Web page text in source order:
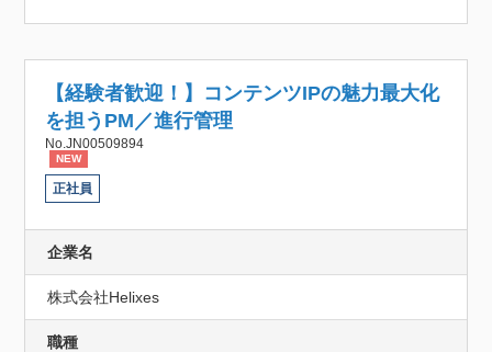
【経験者歓迎！】コンテンツIPの魅力最大化
を担うPM／進行管理
No.JN00509894
NEW
正社員
企業名
株式会社Helixes
職種